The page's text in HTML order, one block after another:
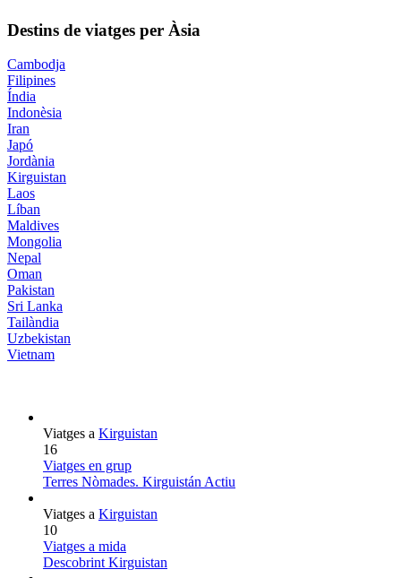
Destins de viatges per Àsia
Cambodja
Filipines
Índia
Indonèsia
Iran
Japó
Jordània
Kirguistan
Laos
Líban
Maldives
Mongolia
Nepal
Oman
Pakistan
Sri Lanka
Tailàndia
Uzbekistan
Vietnam
Viatges a Kirguistan
16
Viatges en grup
Terres Nòmades. Kirguistán Actiu
Viatges a Kirguistan
10
Viatges a mida
Descobrint Kirguistan